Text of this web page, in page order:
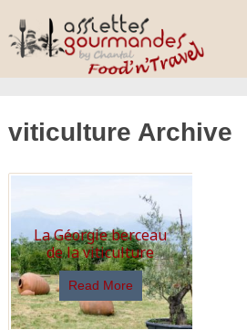
viticulture Archive
La Géorgie berceau
de la viticulture
Read More